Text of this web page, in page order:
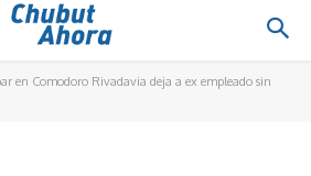
en Comodoro Rivadavia deja a ex empleado sin